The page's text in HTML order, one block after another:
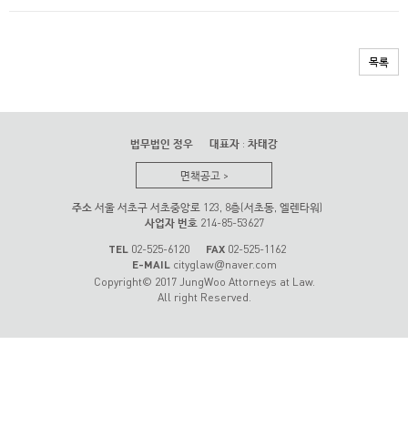
목록
법무법인 정우 대표자 : 차태강
면책공고 >
주소 서울 서초구 서초중앙로 123, 8층(서초동, 엘렌타워)
사업자 번호214-85-53627
TEL 02-525-6120 FAX 02-525-1162
E-MAIL cityglaw@naver.com
Copyright© 2017 JungWoo Attorneys at Law.
All right Reserved.